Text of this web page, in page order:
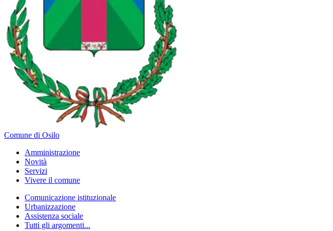
Comune di Osilo
Amministrazione
Novità
Servizi
Vivere il comune
Comunicazione istituzionale
Urbanizzazione
Assistenza sociale
Tutti gli argomenti...